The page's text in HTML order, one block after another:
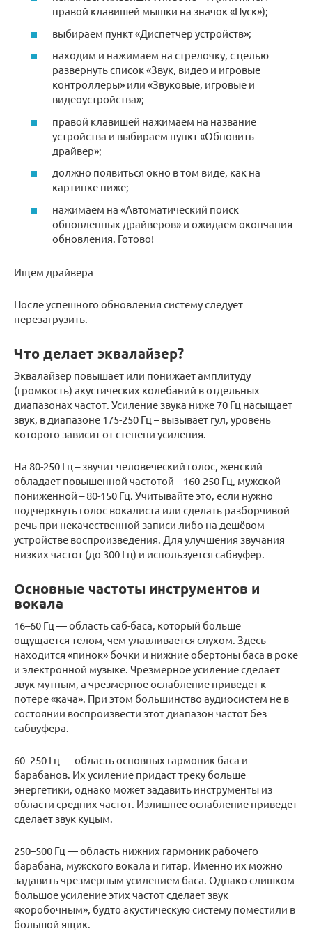
правой клавишей мышки на значок «Пуск»);
выбираем пункт «Диспетчер устройств»;
находим и нажимаем на стрелочку, с целью
развернуть список «Звук, видео и игровые
контроллеры» или «Звуковые, игровые и
видеоустройства»;
правой клавишей нажимаем на название
устройства и выбираем пункт «Обновить
драйвер»;
должно появиться окно в том виде, как на
картинке ниже;
нажимаем на «Автоматический поиск
обновленных драйверов» и ожидаем окончания
обновления. Готово!
Ищем драйвера
После успешного обновления систему следует
перезагрузить.
Что делает эквалайзер?
Эквалайзер повышает или понижает амплитуду
(громкость) акустических колебаний в отдельных
диапазонах частот. Усиление звука ниже 70 Гц насыщает
звук, в диапазоне 175-250 Гц – вызывает гул, уровень
которого зависит от степени усиления.
На 80-250 Гц – звучит человеческий голос, женский
обладает повышенной частотой – 160-250 Гц, мужской –
пониженной – 80-150 Гц. Учитывайте это, если нужно
подчеркнуть голос вокалиста или сделать разборчивой
речь при некачественной записи либо на дешёвом
устройстве воспроизведения. Для улучшения звучания
низких частот (до 300 Гц) и используется сабвуфер.
Основные частоты инструментов и
вокала
16–60 Гц — область саб-баса, который больше
ощущается телом, чем улавливается слухом. Здесь
находится «пинок» бочки и нижние обертоны баса в роке
и электронной музыке. Чрезмерное усиление сделает
звук мутным, а чрезмерное ослабление приведет к
потере «кача». При этом большинство аудиосистем не в
состоянии воспроизвести этот диапазон частот без
сабвуфера.
60–250 Гц — область основных гармоник баса и
барабанов. Их усиление придаст треку больше
энергетики, однако может задавить инструменты из
области средних частот. Излишнее ослабление приведет
сделает звук куцым.
250–500 Гц — область нижних гармоник рабочего
барабана, мужского вокала и гитар. Именно их можно
задавить чрезмерным усилением баса. Однако слишком
большое усиление этих частот сделает звук
«коробочным», будто акустическую систему поместили в
большой ящик.